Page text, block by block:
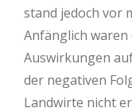
stand jedoch vor
Anfänglich
Auswirkungen
der negativen
Landwirte nicht